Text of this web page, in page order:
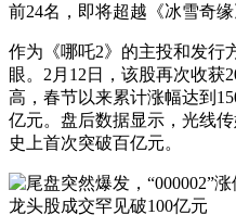
前24名，即将超越《冰雪奇缘
作为《哪吒2》的主投和发行
眼。2月12日，该股再次收获
高，春节以来累计涨幅达到
亿元。盘后数据显示，光线
史上首次突破百亿元。